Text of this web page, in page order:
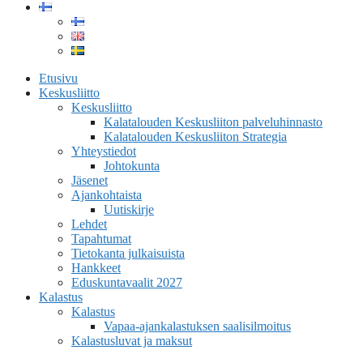
Etusivu
Keskusliitto
Keskusliitto
Kalatalouden Keskusliiton palveluhinnasto
Kalatalouden Keskusliiton Strategia
Yhteystiedot
Johtokunta
Jäsenet
Ajankohtaista
Uutiskirje
Lehdet
Tapahtumat
Tietokanta julkaisuista
Hankkeet
Eduskuntavaalit 2027
Kalastus
Kalastus
Vapaa-ajankalastuksen saalisilmoitus
Kalastusluvat ja maksut